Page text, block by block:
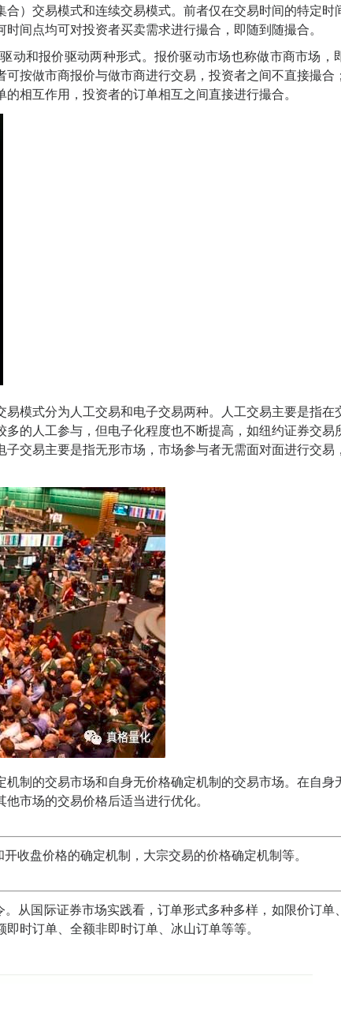
）交易模式和连续交易模式。前者仅在交易时间的特定时
间点均可对投资者买卖需求进行撮合，即随到随撮合。
动和报价驱动两种形式。报价驱动市场也称做市商市场，
可按做市商报价与做市商进行交易，投资者之间不直接撮合
相互作用，投资者的订单相互之间直接进行撮合。
模式分为人工交易和电子交易两种。人工交易主要是指在
的人工参与，但电子化程度也不断提高，如纽约证券交易
交易主要是指无形市场，市场参与者无需面对面进行交易
制的交易市场和自身无价格确定机制的交易市场。在自身
市场的交易价格后适当进行优化。
收盘价格的确定机制，大宗交易的价格确定机制等。
从国际证券市场实践看，订单形式多种多样，如限价订单
时订单、全额非即时订单、冰山订单等等。